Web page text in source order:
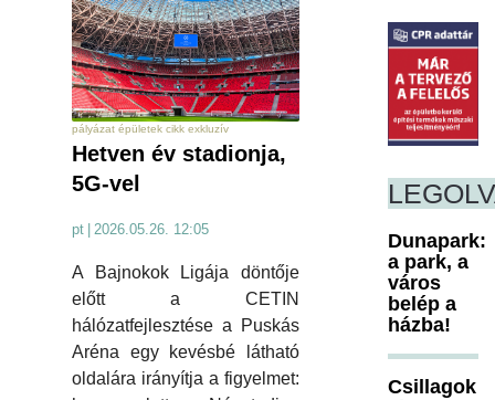
pályázat épületek cikk exkluzív
Hetven év stadionja,
5G-vel
pt 2026.05.26. 12:05
A Bajnokok Ligája döntője
előtt a CETIN
hálózatfejlesztése a Puskás
Aréna egy kevésbé látható
oldalára irányítja a figyelmet:
Dunapark:
a park, a
város
belép a
házba!
Csillagok